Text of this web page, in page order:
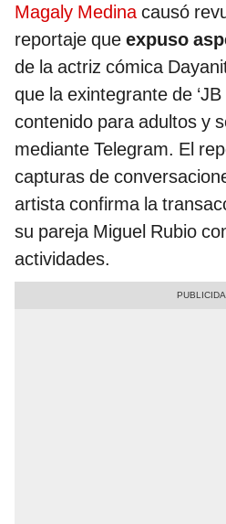
Magaly Medinacausó
reportaje que expuso
de la actriz cómica
que la exintegrante de
contenido para adultos y
mediante Telegram. El
capturas de
artista confirma la
su pareja Miguel Rubio
actividades.